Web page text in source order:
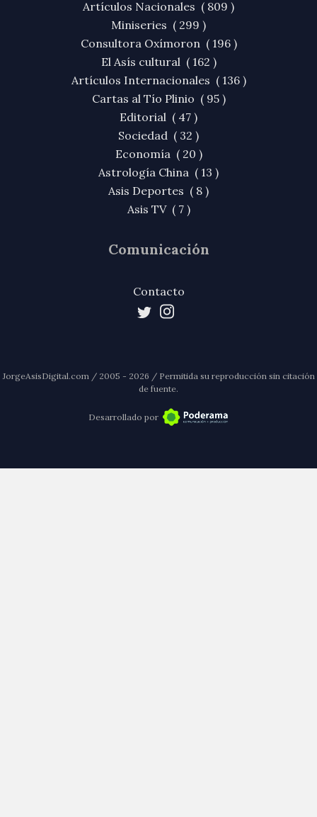
Artículos Nacionales ( 809 )
Miniseries ( 299 )
Consultora Oxímoron ( 196 )
El Asís cultural ( 162 )
Artículos Internacionales ( 136 )
Cartas al Tío Plinio ( 95 )
Editorial ( 47 )
Sociedad ( 32 )
Economía ( 20 )
Astrología China ( 13 )
Asis Deportes ( 8 )
Asis TV ( 7 )
Comunicación
Contacto
JorgeAsisDigital.com / 2005 - 2026 / Permitida su reproducción sin citación
de fuente.
Desarrollado por